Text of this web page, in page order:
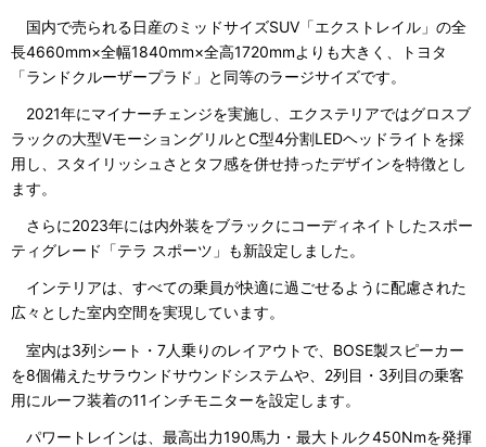
国内で売られる日産のミッドサイズSUV「エクストレイル」の全
長4660mm×全幅1840mm×全高1720mmよりも大きく、トヨタ
「ランドクルーザープラド」と同等のラージサイズです。
2021年にマイナーチェンジを実施し、エクステリアではグロスブ
ラックの大型VモーショングリルとC型4分割LEDヘッドライトを採
用し、スタイリッシュさとタフ感を併せ持ったデザインを特徴とし
ます。
さらに2023年には内外装をブラックにコーディネイトしたスポー
ティグレード「テラ スポーツ」も新設定しました。
インテリアは、すべての乗員が快適に過ごせるように配慮された
広々とした室内空間を実現しています。
室内は3列シート・7人乗りのレイアウトで、BOSE製スピーカー
を8個備えたサラウンドサウンドシステムや、2列目・3列目の乗客
用にルーフ装着の11インチモニターを設定します。
パワートレインは、最高出力190馬力・最大トルク450Nmを発揮